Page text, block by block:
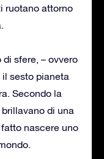
ruotano attorno
sfere, – ovvero
sesto pianeta
Secondo la
di una
nascere uno